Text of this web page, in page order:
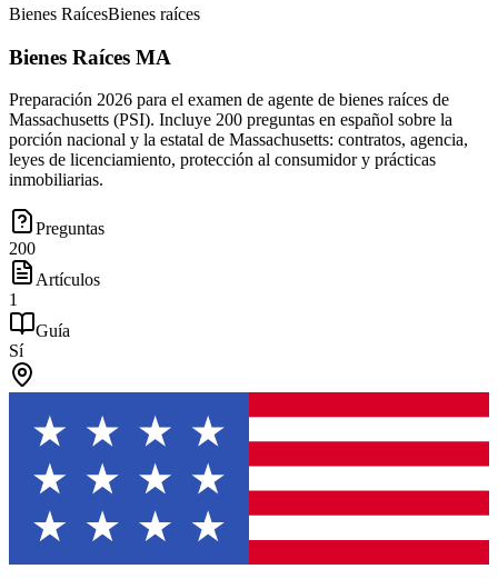
Bienes RaícesBienes raíces
Bienes Raíces MA
Preparación 2026 para el examen de agente de bienes raíces de
Massachusetts (PSI). Incluye 200 preguntas en español sobre la
porción nacional y la estatal de Massachusetts: contratos, agencia,
leyes de licenciamiento, protección al consumidor y prácticas
inmobiliarias.
Preguntas
200
Artículos
1
Guía
Sí